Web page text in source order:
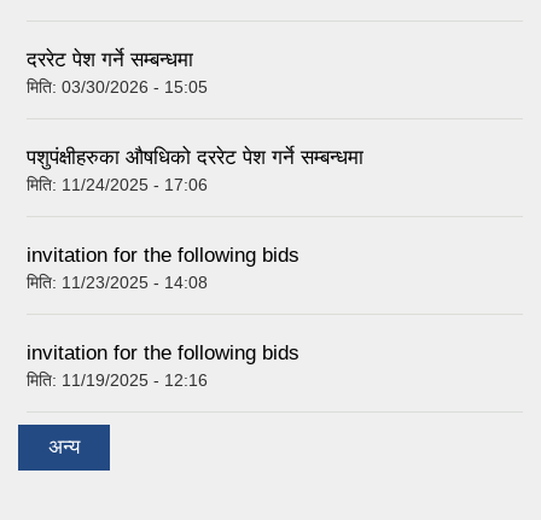
दररेट पेश गर्ने सम्बन्धमा
मिति: 03/30/2026 - 15:05
पशुपंक्षीहरुका औषधिको दररेट पेश गर्ने सम्बन्धमा
मिति: 11/24/2025 - 17:06
invitation for the following bids
मिति: 11/23/2025 - 14:08
invitation for the following bids
मिति: 11/19/2025 - 12:16
अन्य